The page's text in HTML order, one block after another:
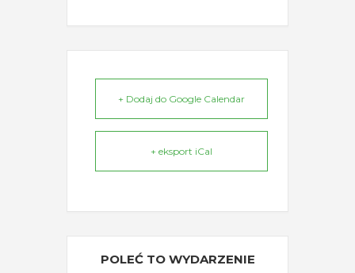
+ Dodaj do Google Calendar
+ eksport iCal
POLEĆ TO WYDARZENIE